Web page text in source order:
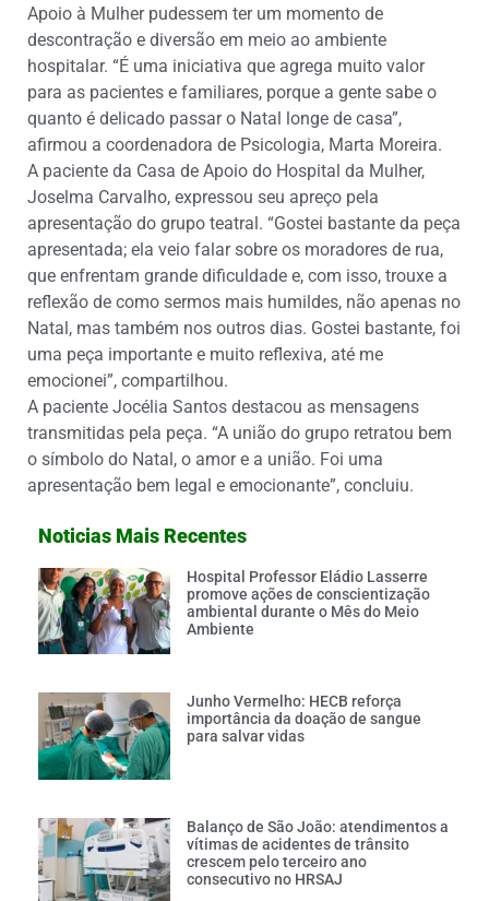
Apoio à Mulher pudessem ter um momento de
descontração e diversão em meio ao ambiente
hospitalar. “É uma iniciativa que agrega muito valor
para as pacientes e familiares, porque a gente sabe o
quanto é delicado passar o Natal longe de casa”,
afirmou a coordenadora de Psicologia, Marta Moreira.
A paciente da Casa de Apoio do Hospital da Mulher,
Joselma Carvalho, expressou seu apreço pela
apresentação do grupo teatral. “Gostei bastante da peça
apresentada; ela veio falar sobre os moradores de rua,
que enfrentam grande dificuldade e, com isso, trouxe a
reflexão de como sermos mais humildes, não apenas no
Natal, mas também nos outros dias. Gostei bastante, foi
uma peça importante e muito reflexiva, até me
emocionei”, compartilhou.
A paciente Jocélia Santos destacou as mensagens
transmitidas pela peça. “A união do grupo retratou bem
o símbolo do Natal, o amor e a união. Foi uma
apresentação bem legal e emocionante”, concluiu.
Noticias Mais Recentes
Hospital Professor Eládio Lasserre
promove ações de conscientização
ambiental durante o Mês do Meio
Ambiente
Junho Vermelho: HECB reforça
importância da doação de sangue
para salvar vidas
Balanço de São João: atendimentos a
vítimas de acidentes de trânsito
crescem pelo terceiro ano
consecutivo no HRSAJ